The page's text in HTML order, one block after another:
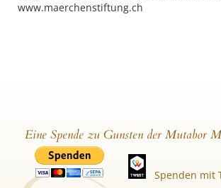
www.maerchenstiftung.ch
Eine Spende zu Gunsten der Mutabor
Spenden mit